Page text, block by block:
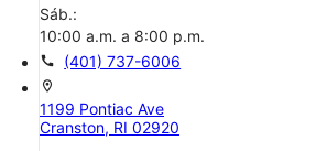
Sáb.:
10:00 a.m. a 8:00 p.m.
call (401) 737-6006
location_on
1199 Pontiac Ave
Cranston, RI 02920